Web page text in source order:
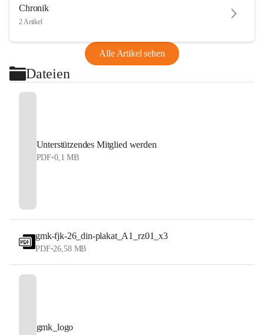
Chronik
2 Artikel
Alle Artikel sehen
Dateien
Unterstützendes Mitglied werden
PDF•0,1 MB
gmk-fjk-26_din-plakat_A1_rz01_x3
PDF•26,58 MB
gmk_logo